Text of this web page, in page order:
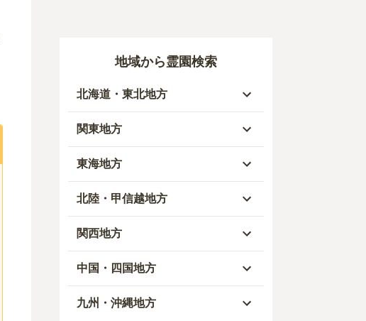
地域から霊園検索
北海道・東北地方
北海道
青森県
秋田県
岩手県
山形県
宮城県
関東地方
東京都
神奈川県
埼玉県
千葉県
茨城県
東海地方
愛知県
岐阜県
静岡県
三重県
北陸・甲信越地方
富山県
石川県
福井県
関西地方
大阪府
兵庫県
中国・四国地方
岡山県
九州・沖縄地方